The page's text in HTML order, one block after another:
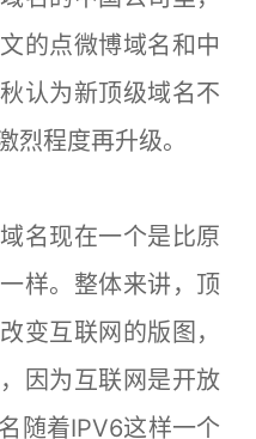
的点微博域名和中
认为新顶级域名不
烈程度再升级。
名现在一个是比原
样。整体来讲，顶
变互联网的版图，
因为互联网是开放
随着IPV6这样一个